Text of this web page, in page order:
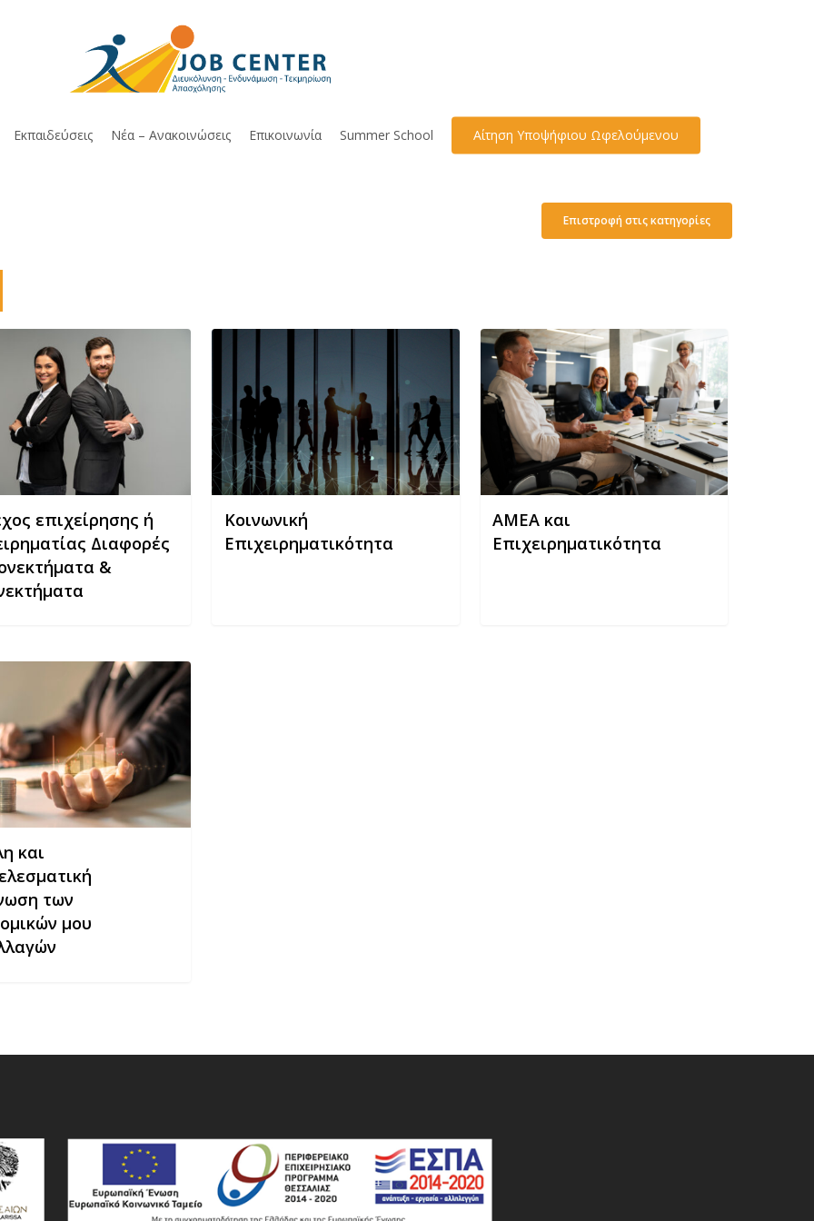
Εκπαιδεύσεις Νέα – Ανακοινώσεις Επικοινωνία Summer School Αίτηση Υποψήφιου Ωφελούμενου
Επιστροφή στις κατηγορίες
επιχείρησης ή
Διαφορές
&
Κοινωνική
Επιχειρηματικότητα
ΑΜΕΑ
και
Επιχειρηματικότητα
ΑΜΕΑ και
Επιχειρηματικότητα
και
των
μου